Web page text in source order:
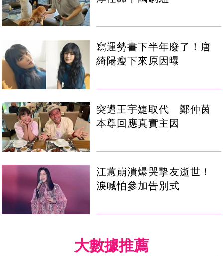
寫運勢書下半年廢了！唐
綺陽瘦下來原因曝
突遭王宇婕取代 鄭仲茵
本尊回應真實主因
江蕙崩潰爆哭摯友逝世！
淚喊怕參加告別式
大數據推薦